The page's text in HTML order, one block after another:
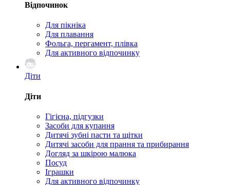
Відпочинок
Для пікніка
Для плавання
Фольга, пергамент, плівка
Для активного відпочинку
Діти
Діти
Гігієна, підгузки
Засоби для купання
Дитячі зубні пасти та щітки
Дитячі засоби для прання та прибирання
Догляд за шкірою малюка
Посуд
Іграшки
Для активного відпочинку